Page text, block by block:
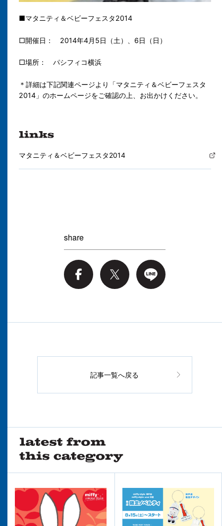
■マタニティ＆ベビーフェスタ2014
□開催日： 2014年4月5日（土）、6日（日）
□場所： パシフィコ横浜
＊詳細は下記関連ページより「マタニティ＆ベビーフェスタ
2014」のホームページをご確認の上、お出かけください。
マタニティ＆ベビーフェスタ2014
share
記事一覧へ戻る